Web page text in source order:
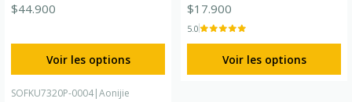
$44.900
Voir les options
$17.900
5.0
Voir les options
SOFKU7320P-0004|Aonijie